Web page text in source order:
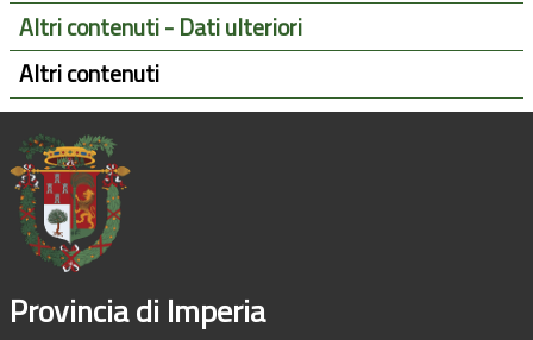
Altri contenuti - Dati ulteriori
Altri contenuti
Provincia di Imperia